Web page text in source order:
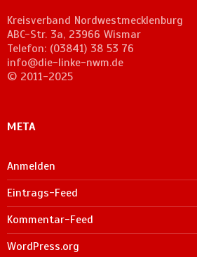
Kreisverband Nordwestmecklenburg
ABC-Str. 3a, 23966 Wismar
Telefon: (03841) 38 53 76
info@die-linke-nwm.de
© 2011-2025
META
Anmelden
Eintrags-Feed
Kommentar-Feed
WordPress.org